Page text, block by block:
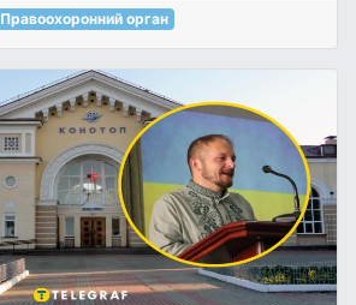
Правоохоронний орган